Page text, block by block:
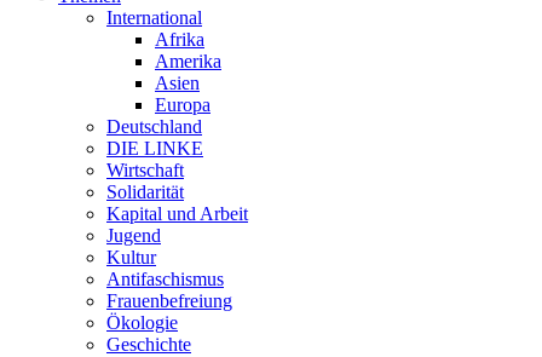
International
Afrika
Amerika
Asien
Europa
Deutschland
DIE LINKE
Wirtschaft
Solidarität
Kapital und Arbeit
Jugend
Kultur
Antifaschismus
Frauenbefreiung
Ökologie
Geschichte